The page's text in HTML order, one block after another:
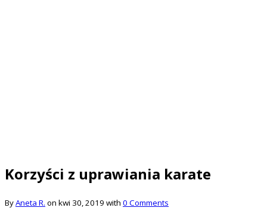
Korzyści z uprawiania karate
ByAneta R. on kwi 30, 2019 with 0 Comments